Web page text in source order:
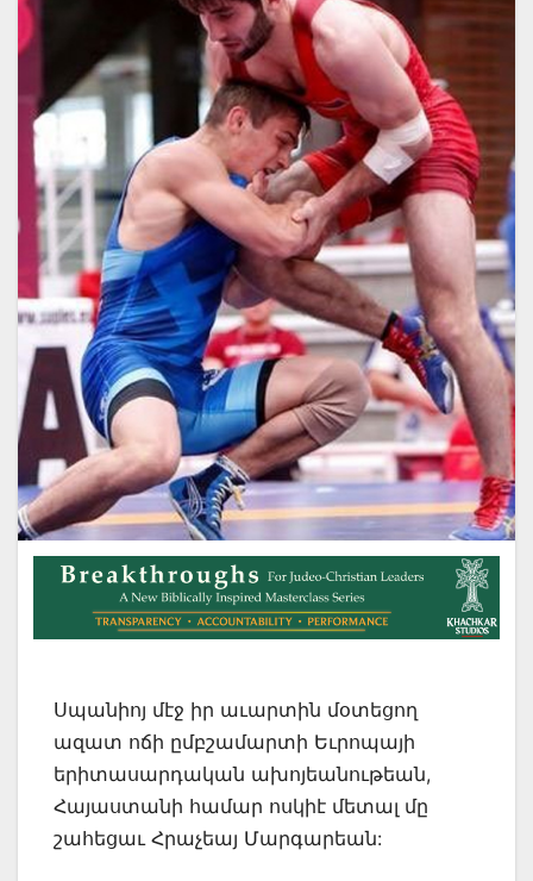
Սպանիոյ մէջ իր աւարտին մօտեցող
ազատ ոճի ըմբշամարտի Եւրոպայի
երիտասարդական ախոյեանութեան,
Հայաստանի համար ոսկիէ մետալ մը
շահեցաւ Հրաչեայ Մարգարեան: